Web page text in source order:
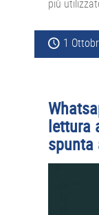
più
1
lettura
spunta